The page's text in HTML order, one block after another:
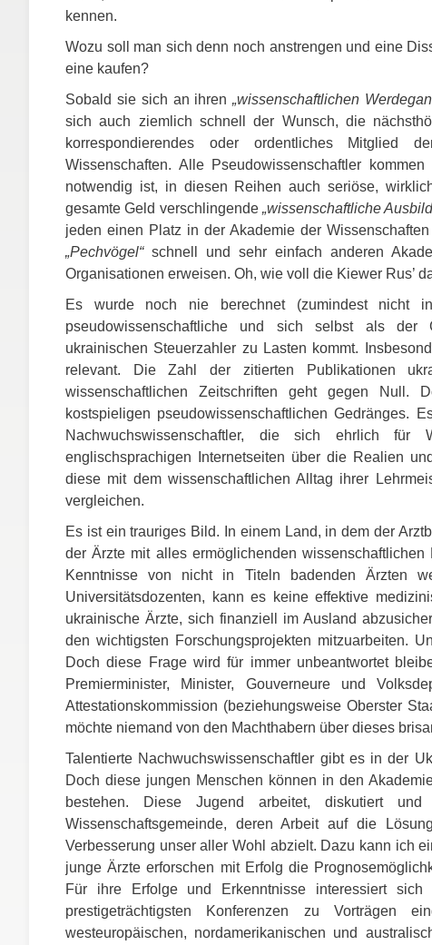
kennen.
Wozu soll man sich denn noch anstrengen und eine
eine kaufen?
Sobald sie sich an ihren„wissenschaftlichen
sich auch ziemlich schnell der Wunsch, die
korrespondierendes oder ordentliches Mitglied
Wissenschaften. Alle Pseudowissenschaftler
notwendig ist, in diesen Reihen auch seriöse,
gesamte Geld verschlingende „wissenschaftliche
jeden einen Platz in der Akademie der
„Pechvögel“schnell und sehr einfach anderen
Organisationen erweisen. Oh, wie voll die Kiewer Rus’
Es wurde noch nie berechnet (zumindest nicht
pseudowissenschaftliche und sich selbst als der
ukrainischen Steuerzahler zu Lasten kommt.
relevant. Die Zahl der zitierten Publikationen
wissenschaftlichen Zeitschriften geht gegen
kostspieligen pseudowissenschaftlichen Gedränges.
Nachwuchswissenschaftler, die sich ehrlich für
englischsprachigen Internetseiten über die Realien
diese mit dem wissenschaftlichen Alltag ihrer
vergleichen.
Es ist ein trauriges Bild. In einem Land, in dem der
der Ärzte mit alles ermöglichenden
Kenntnisse von nicht in Titeln badenden Ärzten
Universitätsdozenten, kann es keine effektive
ukrainische Ärzte, sich finanziell im Ausland
den wichtigsten Forschungsprojekten mitzuarbeiten.
Doch diese Frage wird für immer unbeantwortet
Premierminister, Minister, Gouverneure und
Attestationskommission (beziehungsweise Oberster
möchte niemand von den Machthabern über dieses
Talentierte Nachwuchswissenschaftler gibt es in der
Doch diese jungen Menschen können in den
bestehen. Diese Jugend arbeitet, diskutiert
Wissenschaftsgemeinde, deren Arbeit auf die
Verbesserung unser aller Wohl abzielt. Dazu kann ich
junge Ärzte erforschen mit Erfolg die
Für ihre Erfolge und Erkenntnisse interessiert
prestigeträchtigsten Konferenzen zu Vorträgen
westeuropäischen, nordamerikanischen und